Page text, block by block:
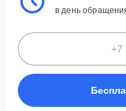
в день